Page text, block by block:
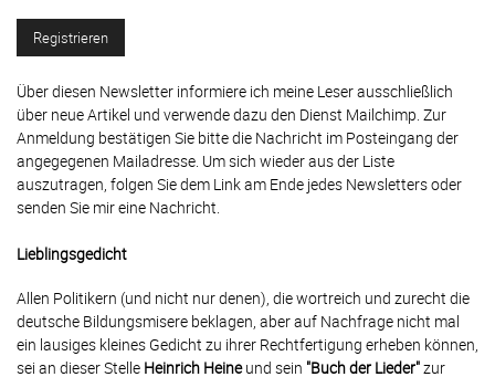
Über diesen Newsletter informiere ich meine Leser ausschließlich
über neue Artikel und verwende dazu den Dienst Mailchimp. Zur
Anmeldung bestätigen Sie bitte die Nachricht im Posteingang der
angegegenen Mailadresse. Um sich wieder aus der Liste
auszutragen, folgen Sie dem Link am Ende jedes Newsletters oder
senden Sie mir eine Nachricht.
Lieblingsgedicht
Allen Politikern (und nicht nur denen), die wortreich und zurecht die
deutsche Bildungsmisere beklagen, aber auf Nachfrage nicht mal
ein lausiges kleines Gedicht zu ihrer Rechtfertigung erheben können,
sei an dieser Stelle Heinrich Heineund sein "Buch der Lieder"zur